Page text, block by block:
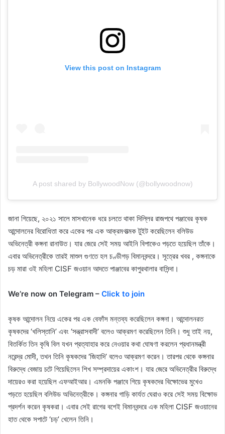
View this post on Instagram
A post shared by BollywoodNow (@bollywoodnow)
জানা গিয়েছে, ২০২১ সালে মাসখানেক ধরে চলতে থাকা দিল্লির রাজপথে পঞ্জাবের কৃষক
আন্দোলনের বিরোধিতা করে একের পর এক আক্রমণাত্মক টুইট করেছিলেন বলিউড
অভিনেত্রী কঙ্গনা রানাউত। যার জেরে সেই সময় আইনি বিপাকেও পড়তে হয়েছিল তাঁকে।
এবার অভিনেত্রীকে তারই মাশুল গুণতে হল চণ্ডীগড় বিমানবন্দরে। সূত্রের খবর , কঙ্গনাকে
চড় মারা ওই মহিলা CISF জওয়ান আদতে পাঞ্জাবের কাপুরথালার বাসিন্দা।
We’re now on Telegram – Click to join
কৃষক আন্দোলন নিয়ে একের পর এক বেফাঁস মন্তব্য করেছিলেন কঙ্গনা। আন্দোলনরত
কৃষকদের ‘খলিস্তানি’ এবং ‘সন্ত্রাসবাদী’ বলেও আক্রমণ করেছিলেন তিনি। শুধু তাই নয়,
বিতর্কিত তিন কৃষি বিল যখন প্রত্যাহার করে নেওয়ার কথা ঘোষণা করলেন প্রধানমন্ত্রী
নরেন্দ্র মোদী, তখন তিনি কৃষকদের ‘জিহাদি’ বলেও আক্রমণ করেন। তারপর থেকে কঙ্গনার
বিরুদ্ধে বেজায় চটে গিয়েছিলেন শিখ সম্প্রদায়ের একাংশ। যার জেরে অভিনেত্রীর বিরুদ্ধে
দায়েরও করা হয়েছিল এফআইআর। এমনকি পঞ্জাবে গিয়ে কৃষকদের বিক্ষোভের মুখেও
পড়তে হয়েছিল বলিউড অভিনেত্রীকে। কঙ্গনার গাড়ি কার্যত ঘেরাও করে সেই সময় বিক্ষোভ
প্রদর্শন করেন কৃষকরা। এবার সেই রাগের বশেই বিমানবন্দরে এক মহিলা CISF জওয়ানের
হাত থেকে সপাটে ‘চড়’ খেলেন তিনি।